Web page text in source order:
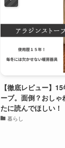
【徹底レビュー】
ーブ。面倒？おし
たに読んでほしい！
暮らし